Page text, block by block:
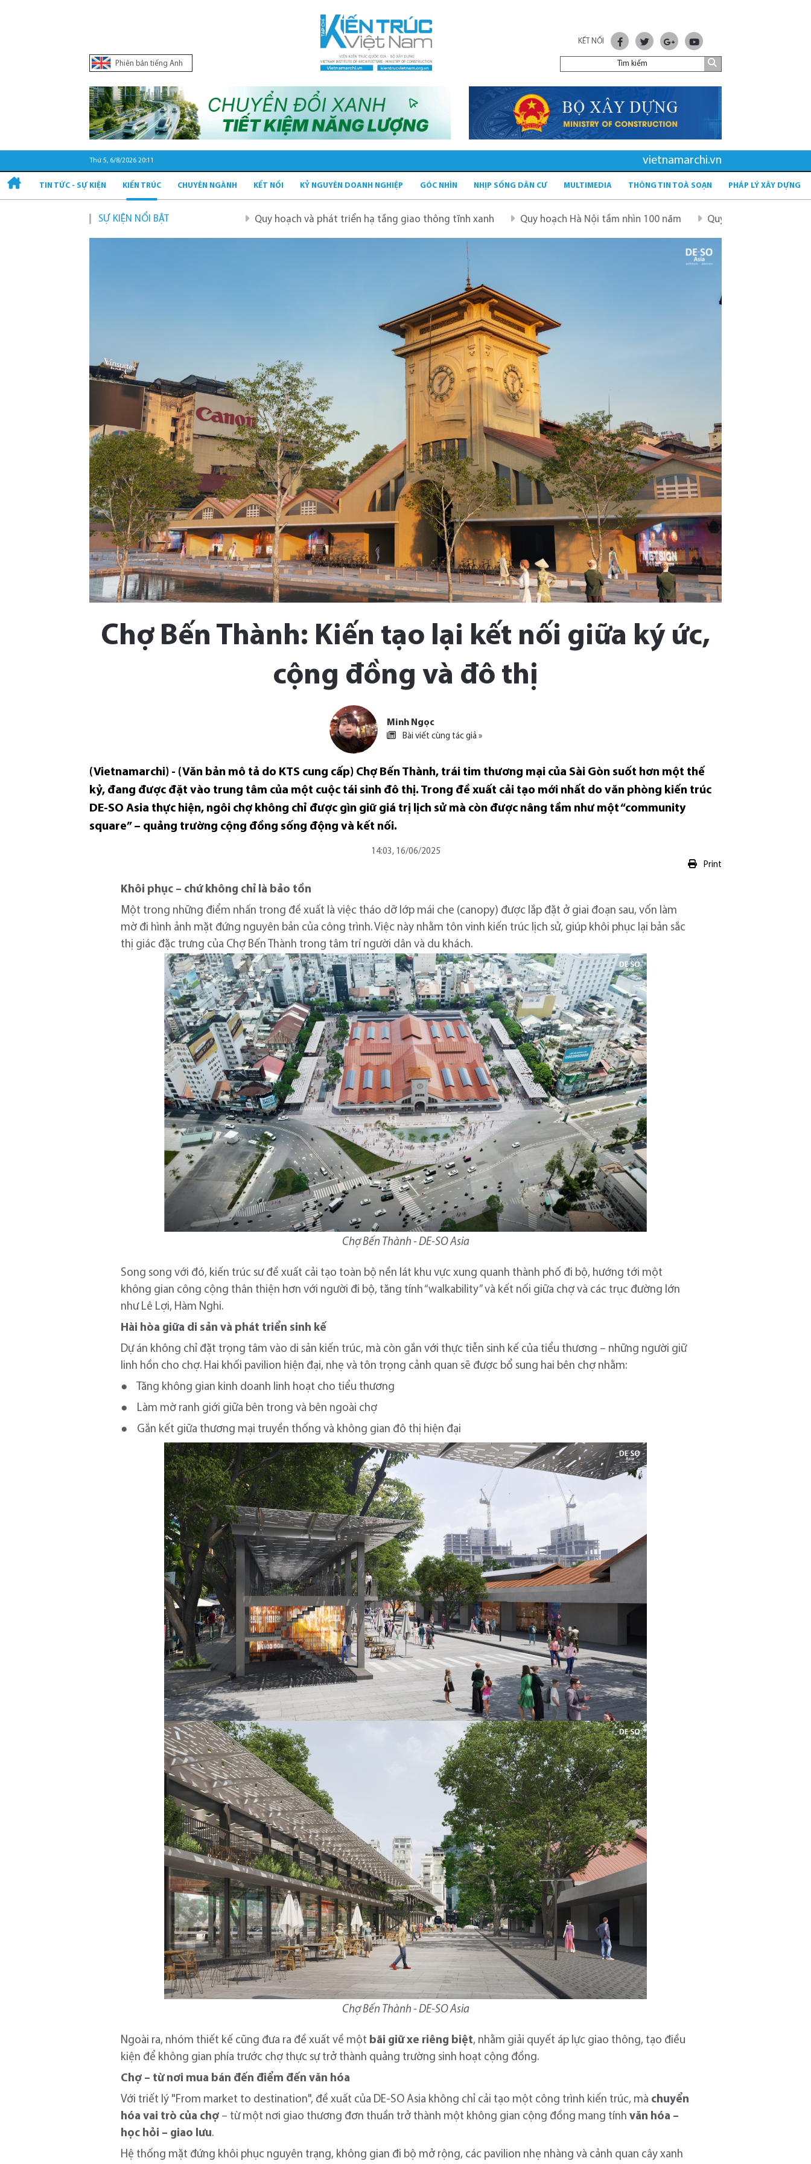
Phiên bản tiếng Anh
KẾT NỐI
Thứ 5, 6/8/2026 20:11 vietnamarchi.vn
TIN TỨC - SỰ KIỆN KIẾN TRÚC CHUYÊN NGÀNH KẾT NỐI KỶ NGUYÊN DOANH NGHIỆP GÓC NHÌN NHỊP SỐNG DÂN CƯ MULTIMEDIA THÔNG TIN TOÀ SOẠN PHÁP LÝ XÂY DỰNG
SỰ KIỆN NỔI BẬT Quy hoạch và phát triển hạ tầng giao thông tĩnh xanh Quy hoạch Hà Nội tầm nhìn 100 năm Quy hoạch mới sau sáp nhập tỉnh - tầm
Chợ Bến Thành: Kiến tạo lại kết nối giữa ký ức,
cộng đồng và đô thị
Minh Ngọc
Bài viết cùng tác giả »
(Vietnamarchi) - (Văn bản mô tả do KTS cung cấp) Chợ Bến Thành, trái tim thương mại của Sài Gòn suốt hơn một thế
kỷ, đang được đặt vào trung tâm của một cuộc tái sinh đô thị. Trong đề xuất cải tạo mới nhất do văn phòng kiến trúc
DE-SO Asia thực hiện, ngôi chợ không chỉ được gìn giữ giá trị lịch sử mà còn được nâng tầm như một “community
square” – quảng trường cộng đồng sống động và kết nối.
14:03, 16/06/2025
Print
Khôi phục – chứ không chỉ là bảo tồn
Một trong những điểm nhấn trong đề xuất là việc tháo dỡ lớp mái che (canopy) được lắp đặt ở giai đoạn sau, vốn làm
mờ đi hình ảnh mặt đứng nguyên bản của công trình. Việc này nhằm tôn vinh kiến trúc lịch sử, giúp khôi phục lại bản sắc
thị giác đặc trưng của Chợ Bến Thành trong tâm trí người dân và du khách.
Chợ Bến Thành - DE-SO Asia
Song song với đó, kiến trúc sư đề xuất cải tạo toàn bộ nền lát khu vực xung quanh thành phố đi bộ, hướng tới một
không gian công cộng thân thiện hơn với người đi bộ, tăng tính “walkability” và kết nối giữa chợ và các trục đường lớn
như Lê Lợi, Hàm Nghi.
Hài hòa giữa di sản và phát triển sinh kế
Dự án không chỉ đặt trọng tâm vào di sản kiến trúc, mà còn gắn với thực tiễn sinh kế của tiểu thương – những người giữ
linh hồn cho chợ. Hai khối pavilion hiện đại, nhẹ và tôn trọng cảnh quan sẽ được bổ sung hai bên chợ nhằm:
● Tăng không gian kinh doanh linh hoạt cho tiểu thương
● Làm mờ ranh giới giữa bên trong và bên ngoài chợ
● Gắn kết giữa thương mại truyền thống và không gian đô thị hiện đại
Chợ Bến Thành - DE-SO Asia
Ngoài ra, nhóm thiết kế cũng đưa ra đề xuất về một bãi giữ xe riêng biệt, nhằm giải quyết áp lực giao thông, tạo điều
kiện để không gian phía trước chợ thực sự trở thành quảng trường sinh hoạt cộng đồng.
Chợ – từ nơi mua bán đến điểm đến văn hóa
Với triết lý "From market to destination", đề xuất của DE-SO Asia không chỉ cải tạo một công trình kiến trúc, mà chuyển
hóa vai trò của chợ – từ một nơi giao thương đơn thuần trở thành một không gian cộng đồng mang tínhvăn hóa –
học hỏi – giao lưu.
Hệ thống mặt đứng khôi phục nguyên trạng, không gian đi bộ mở rộng, các pavilion nhẹ nhàng và cảnh quan cây xanh